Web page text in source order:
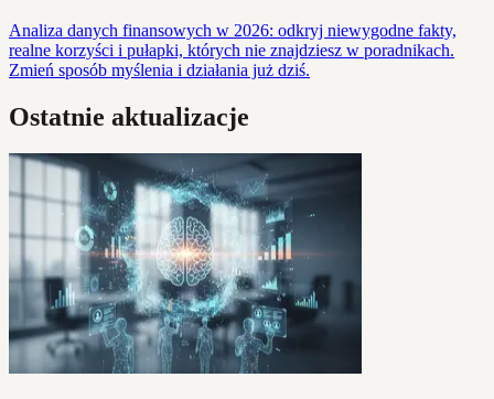
Analiza danych finansowych w 2026: odkryj niewygodne fakty,
realne korzyści i pułapki, których nie znajdziesz w poradnikach.
Zmień sposób myślenia i działania już dziś.
Ostatnie aktualizacje